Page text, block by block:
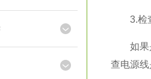
3.检查
如果是
查电源